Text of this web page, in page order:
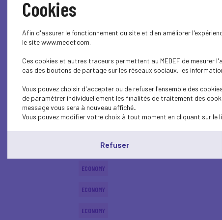
ECONOMY
ECONOMY
ECONOMY
ECONOMY
ECONOMY
ECONOMY
ECONOMY
Cookies
Afin d'assurer le fonctionnement du site et d'en améliorer
le site www.medef.com.
Ces cookies et autres traceurs permettent au MEDEF de
cas des boutons de partage sur les réseaux sociaux, les
Vous pouvez choisir d'accepter ou de refuser l'ensemble des
de paramétrer individuellement les finalités de traitement des
message vous sera à nouveau affiché..
Vous pouvez modifier votre choix à tout moment en cliquant sur le
Refuser